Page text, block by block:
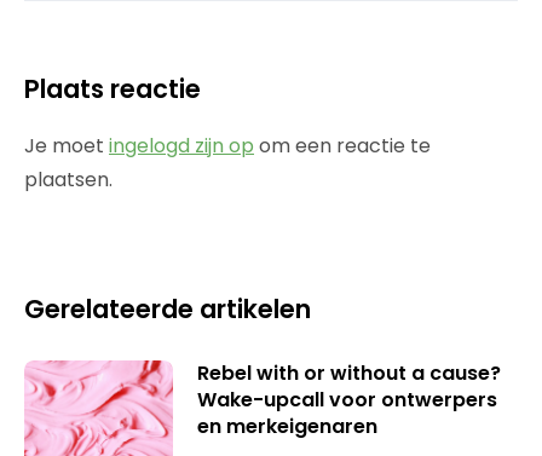
Plaats reactie
Je moet ingelogd zijn op om een reactie te
plaatsen.
Gerelateerde artikelen
Rebel with or without a cause?
Wake-upcall voor ontwerpers
en merkeigenaren